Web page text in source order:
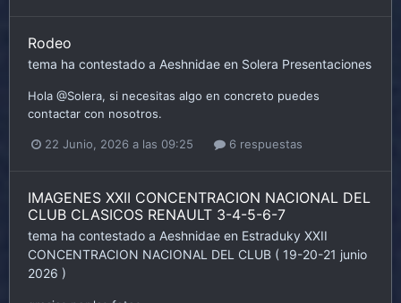
Rodeo
tema ha contestado a Aeshnidae en Solera Presentaciones
Hola @Solera, si necesitas algo en concreto puedes
contactar con nosotros.
22 Junio, 2026 a las 09:25 6 respuestas
IMAGENES XXII CONCENTRACION NACIONAL DEL
CLUB CLASICOS RENAULT 3-4-5-6-7
tema ha contestado a Aeshnidae en Estraduky XXII
CONCENTRACION NACIONAL DEL CLUB ( 19-20-21 junio
2026 )